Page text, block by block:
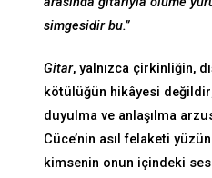
simgesidir bu.”
Gitar, yalnızca çirkinliğin,
kötülüğün hikâyesi
duyulma ve anlaşılma
Cüce’nin asıl felaketi
kimsenin onun içindeki